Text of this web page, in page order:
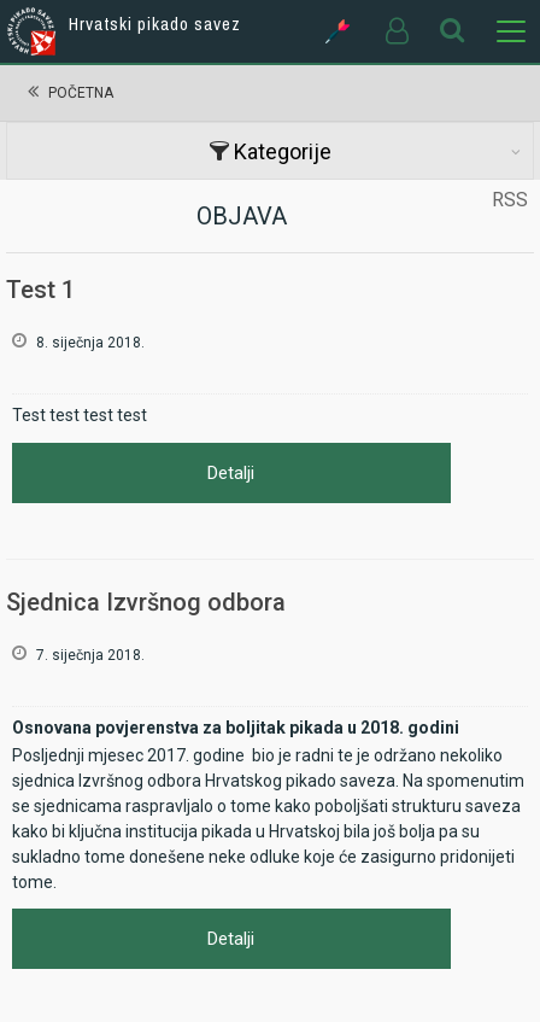
Hrvatski pikado savez
POČETNA
Kategorije
RSS
OBJAVA
Test 1
8. siječnja 2018.
Test test test test
Detalji
Sjednica Izvršnog odbora
7. siječnja 2018.
Osnovana povjerenstva za boljitak pikada u 2018. godini
Posljednji mjesec 2017. godine bio je radni te je održano nekoliko
sjednica Izvršnog odbora Hrvatskog pikado saveza. Na spomenutim
se sjednicama raspravljalo o tome kako poboljšati strukturu saveza
kako bi ključna institucija pikada u Hrvatskoj bila još bolja pa su
sukladno tome donešene neke odluke koje će zasigurno pridonijeti
tome.
Detalji